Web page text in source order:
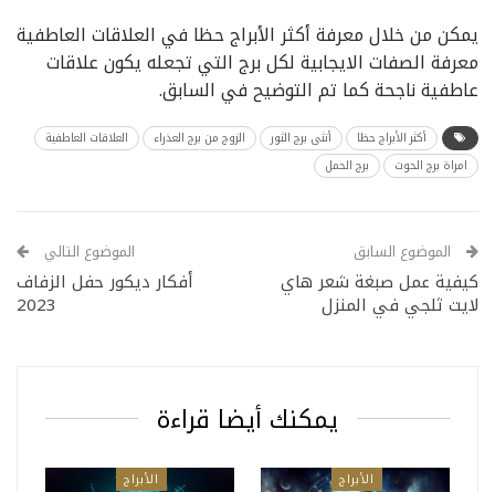
يمكن من خلال معرفة أكثر الأبراج حظا في العلاقات العاطفية
معرفة الصفات الايجابية لكل برج التي تجعله يكون علاقات
عاطفية ناجحة كما تم التوضيح في السابق.
أكثر الأبراج حظا أنثى برج الثور الزوج من برج العذراء
العلاقات العاطفية
امراة برج الحوت
برج الحمل
الموضوع السابق
كيفية عمل صبغة شعر هاي
لايت ثلجي في المنزل
الموضوع التالي
أفكار ديكور حفل الزفاف
2023
يمكنك أيضا قراءة
الأبراج الأبراج